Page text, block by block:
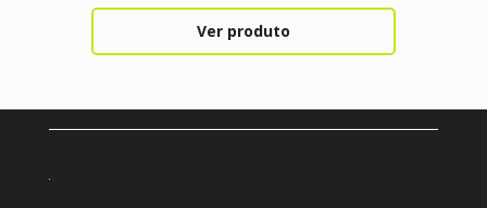
Ver produto